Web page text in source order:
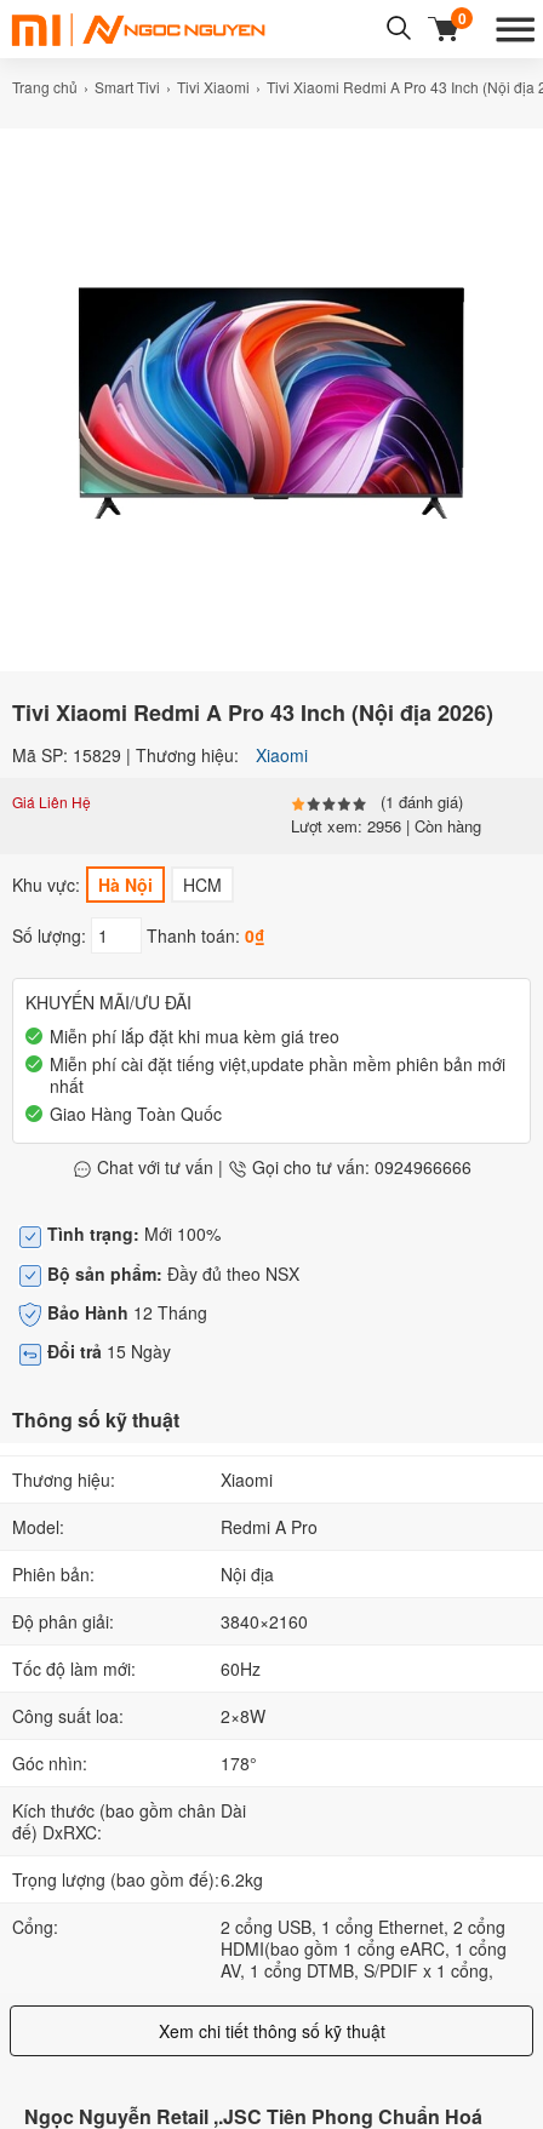
0
Trang chủ Smart Tivi Tivi Xiaomi Tivi Xiaomi Redmi A Pro 43 Inch (Nội địa
Tivi Xiaomi Redmi A Pro 43 Inch (Nội địa 2026)
Mã SP: 15829 | Thương hiệu: Xiaomi
Giá Liên Hệ
(1 đánh giá)
Lượt xem: 2956 | Còn hàng
Khu vực: Hà Nội HCM
Số lượng: Thanh toán: 0₫
KHUYẾN MÃI/ƯU ĐÃI
Miễn phí lắp đặt khi mua kèm giá treo
Miễn phí cài đặt tiếng việt,update phần mềm phiên bản mới
nhất
Giao Hàng Toàn Quốc
Chat với tư vấn | Gọi cho tư vấn: 0924966666
Tình trạng: Mới 100%
Bộ sản phẩm: Đầy đủ theo NSX
Bảo Hành 12 Tháng
Đổi trả 15 Ngày
Thông số kỹ thuật
Thương hiệu:
Xiaomi
Model:
Redmi A Pro
Phiên bản:
Nội địa
Độ phân giải:
3840×2160
Tốc độ làm mới:
60Hz
Công suất loa:
2×8W
Góc nhìn:
178°
Kích thước (bao gồm chân
đế) DxRXC:
Dài
Trọng lượng (bao gồm đế):6.2kg
Cổng:
2 cổng USB, 1 cổng Ethernet, 2 cổng
HDMI(bao gồm 1 cổng eARC, 1 cổng
AV, 1 cổng DTMB, S/PDIF x 1 cổng,
Xem chi tiết thông số kỹ thuật
Ngọc Nguyễn Retail ,.JSC Tiên Phong Chuẩn Hoá